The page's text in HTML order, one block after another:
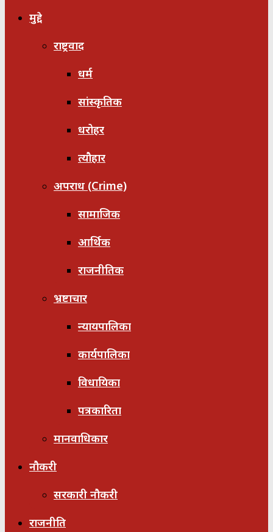
मुद्दे
राष्ट्रवाद
धर्म
सांस्कृतिक
धरोहर
त्यौहार
अपराध (Crime)
सामाजिक
आर्थिक
राजनीतिक
भ्रष्टाचार
न्यायपालिका
कार्यपालिका
विधायिका
पत्रकारिता
मानवाधिकार
नौकरी
सरकारी नौकरी
राजनीति